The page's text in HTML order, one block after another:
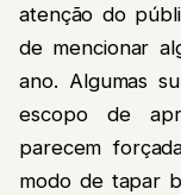
atenção do
de mencionar
ano. Algumas
escopo de
parecem
modo de tapar